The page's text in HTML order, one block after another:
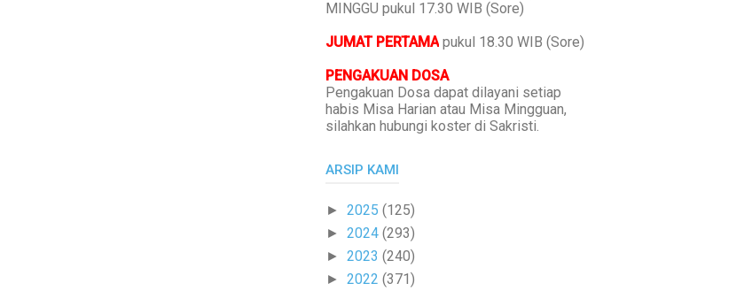
MINGGU pukul 17.30 WIB (Sore)
JUMAT PERTAMA pukul 18.30 WIB (Sore)
PENGAKUAN DOSA
Pengakuan Dosa dapat dilayani setiap
habis Misa Harian atau Misa Mingguan,
silahkan hubungi koster di Sakristi.
ARSIP KAMI
► 2025 (125)
► 2024 (293)
► 2023 (240)
► 2022 (371)